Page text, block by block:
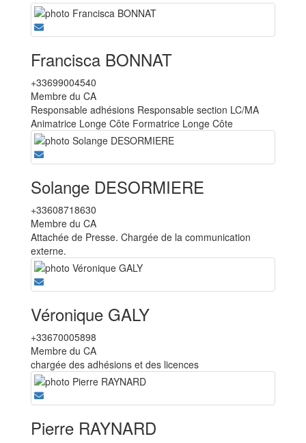
Francisca BONNAT
+33699004540
Membre du CA
Responsable adhésions Responsable section LC/MA
Animatrice Longe Côte Formatrice Longe Côte
Solange DESORMIERE
+33608718630
Membre du CA
Attachée de Presse. Chargée de la communication
externe.
Véronique GALY
+33670005898
Membre du CA
chargée des adhésions et des licences
Pierre RAYNARD